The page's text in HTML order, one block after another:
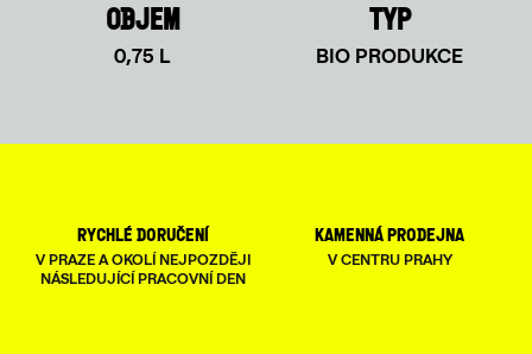
OBJEM
0,75 L
TYP
BIO PRODUKCE
rychlé doručení
V PRAZE A OKOLÍ NEJPOZDĚJI
NÁSLEDUJÍCÍ PRACOVNÍ DEN
kamenná prodejna
V CENTRU PRAHY